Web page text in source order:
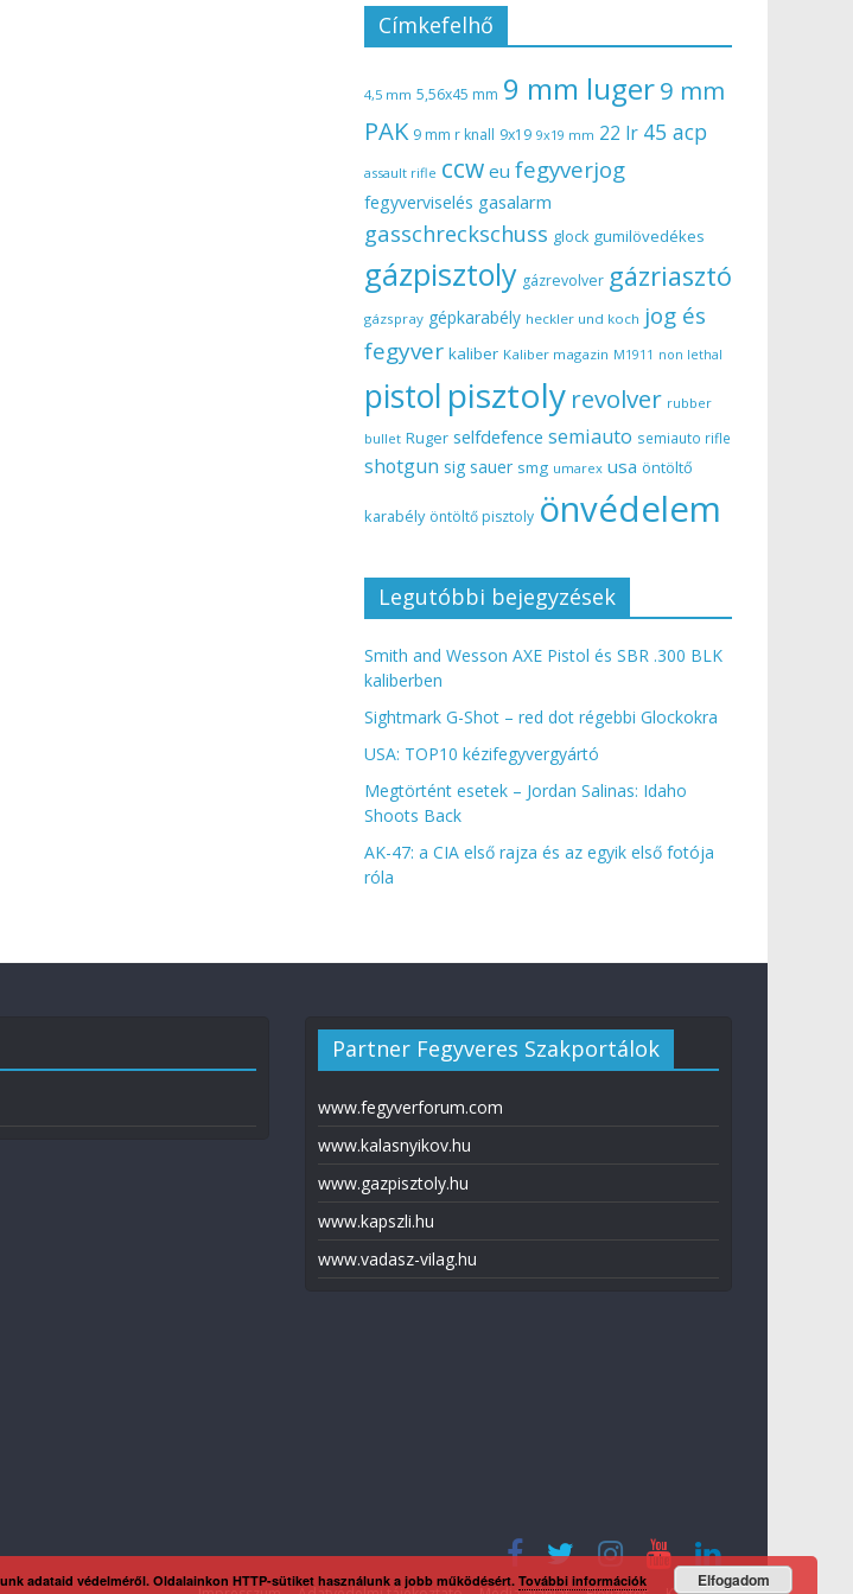
Címkefelhő
4,5 mm 5,56x45 mm 9 mm luger9 mm
PAK 9 mm r knall 9x19 9x19 mm 22 lr 45 acp
assault rifle ccw eu fegyverjog
fegyverviselés gasalarm
gasschreckschuss glock gumilövedékes
gázpisztoly gázrevolver gázriasztó
gázspray gépkarabély heckler und koch jog és
fegyver kaliber Kaliber magazin M1911 non lethal
pistol pisztoly revolver rubber
bullet Ruger selfdefence semiauto semiauto rifle
shotgun sig sauer smg umarex usa öntöltő
karabély öntöltő pisztoly önvédelem
Legutóbbi bejegyzések
Smith and Wesson AXE Pistol és SBR .300 BLK
kaliberben
Sightmark G-Shot – red dot régebbi Glockokra
USA: TOP10 kézifegyvergyártó
Megtörtént esetek – Jordan Salinas: Idaho
Shoots Back
AK-47: a CIA első rajza és az egyik első fotója
róla
Partner Fegyveres Szakportálok
www.fegyverforum.com
www.kalasnyikov.hu
www.gazpisztoly.hu
www.kapszli.hu
www.vadasz-vilag.hu
adataid védelméről. Oldalainkon HTTP-sütiket használunk a jobb működésért. További információk Elfogadom